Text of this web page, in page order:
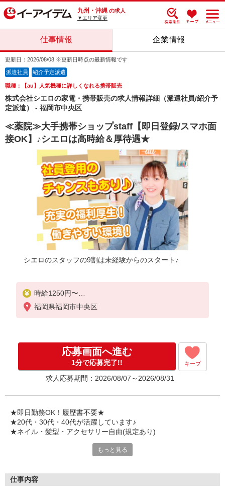
九州・沖縄 の求人
▼エリア変更
仕事情報 企業情報
更新日：2026/08/08 ※更新日時点の最新情報です
派遣社員 紹介予定派遣
職種：【au】人気機種に詳しくなれる携帯販売
株式会社シエロの家電・携帯販売の求人情報詳細（派遣社員/紹介予
定派遣） - 福岡市中央区
≪薬院≫大手携帯ショップstaff【即日登録/スマホ面
接OK】♪シエロは高時給＆厚待遇★
シエロのスタッフの9割は未経験からのスタート♪
時給1250円〜
※残業代支給
★交通費別途支給（規定あり）
入社祝い金10万円支給(規定有)
お友達を紹介頂くと,
インセンティブ支給(規定有)
゜・。○。・゜+゜・。○。・゜+゜
福岡県福岡市中央区
応募画面へ進む
1分で応募完了!! キープ
求人応募期間：2026/08/07～2026/08/31
★即日勤務OK！履歴書不要★
★20代・30代・40代が活躍しています♪
★ネイル・髪型・アクセサリー自由(規定あり)
シエロのスタッフは9割が未経験スタート。
ずっと先まで役に立ちます！
もっと見る
仕事内容